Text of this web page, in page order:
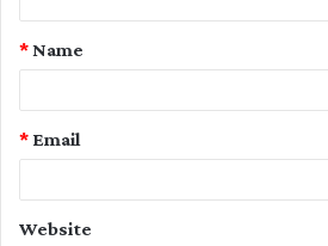
Name
*
Email
*
Website